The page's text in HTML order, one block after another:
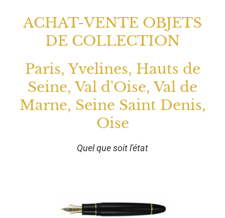
ACHAT-VENTE OBJETS
DE COLLECTION
Paris, Yvelines, Hauts de
Seine, Val d'Oise, Val de
Marne, Seine Saint Denis,
Oise
Quel que soit l'état